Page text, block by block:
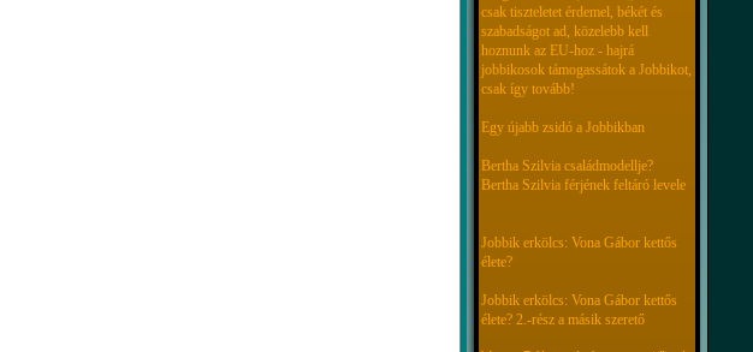
csak tiszteletet érdemel, békét és
szabadságot ad, közelebb kell
hoznunk az EU-hoz - hajrá
jobbikosok támogassátok a Jobbikot,
csak így tovább!
Egy újabb zsidó a Jobbikban
Bertha Szilvia családmodellje?
Bertha Szilvia férjének feltáró levele
Jobbik erkölcs: Vona Gábor kettős
élete?
Jobbik erkölcs: Vona Gábor kettős
élete? 2.-rész a másik szerető